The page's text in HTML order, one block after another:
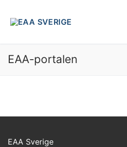
EAA-portalen
EAA Sverige